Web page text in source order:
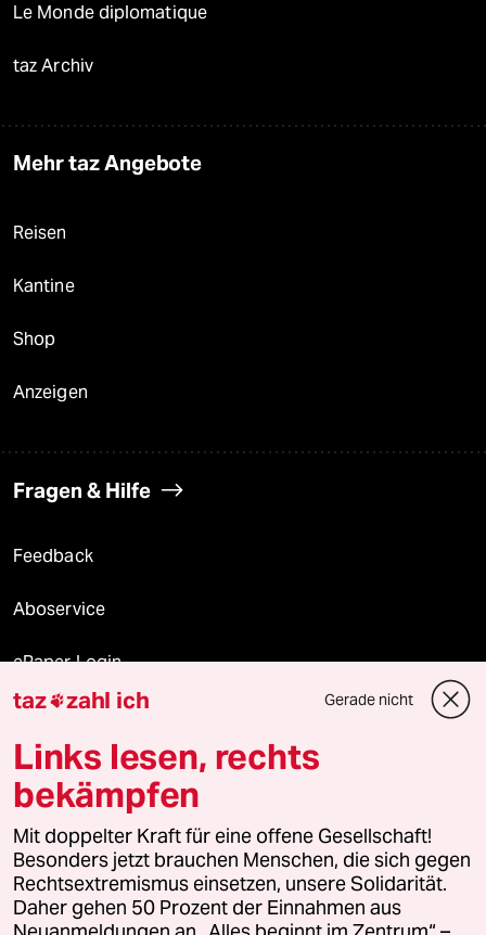
Le Monde diplomatique
taz Archiv
Mehr taz Angebote
Reisen
Kantine
Shop
Anzeigen
Fragen & Hilfe
Feedback
Aboservice
ePaper Login
Downloads für Abonnierende
© 2026 taz Verlags und Vertriebs GmbH
Alle Rechte vorbehalten. Bei rechtlichen Fragen oder für Genehmigungen
wenden Sie sich bitte an
lizenzen@taz.de
Feedback Redaktionsstatut Kommune-Richtlinien
taz zahl ich Gerade nicht
Links lesen, rechts
bekämpfen
Mit doppelter Kraft für eine offene Gesellschaft!
Besonders jetzt brauchen Menschen, die sich gegen
Rechtsextremismus einsetzen, unsere Solidarität.
Daher gehen 50 Prozent der Einnahmen aus